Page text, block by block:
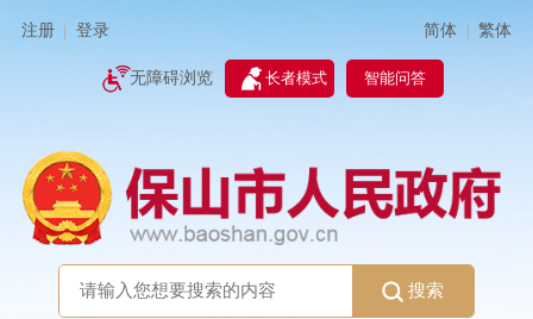
注册 登录 简体 | 繁体
无障碍浏览 长者模式 智能问答
搜索